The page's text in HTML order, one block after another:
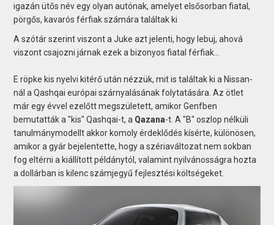
igazán ütős név egy olyan autónak, amelyet elsősorban fiatal,
pörgős, kavarós férfiak számára találtak ki
A szótár szerint viszont a Juke azt jelenti, hogy lebuj, ahová
viszont csajozni járnak ezek a bizonyos fiatal férfiak...
E röpke kis nyelvi kitérő után nézzük, mit is találtak ki a Nissan-
nál a Qashqai európai szárnyalásának folytatására. Az ötlet
már egy évvel ezelőtt megszületett, amikor Genfben
bemutatták a "kis" Qashqai-t, a Qazana-t. A "B" oszlop nélküli
tanulmánymodellt akkor komoly érdeklődés kísérte, különösen,
amikor a gyár bejelentette, hogy a szériaváltozat nem sokban
fog eltérni a kiállított példánytól, valamint nyilvánosságra hozta
a dollárban is kilenc számjegyű fejlesztési költségeket.